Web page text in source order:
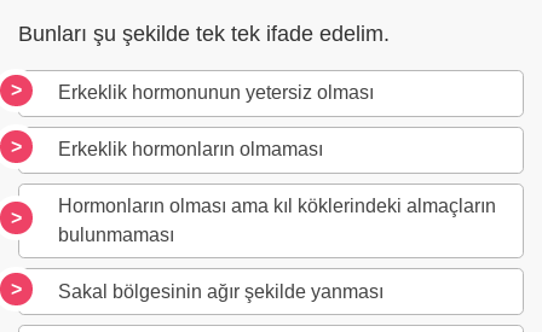
Bunları şu şekilde tek tek ifade edelim.
Erkeklik hormonunun yetersiz olması
Erkeklik hormonların olmaması
Hormonların olması ama kıl köklerindeki almaçların
bulunmaması
Sakal bölgesinin ağır şekilde yanması